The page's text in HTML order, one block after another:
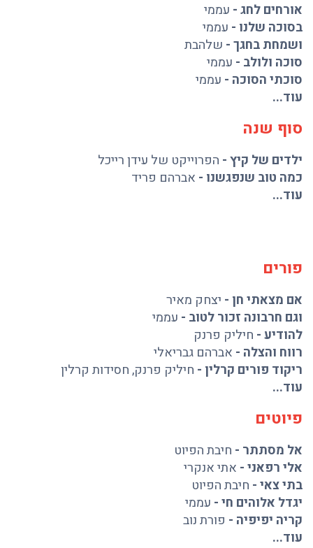
אורחים לחג- עממי
בסוכה שלנו - עממי
ושמחת בחגך- שלהבת
סוכה ולולב - עממי
סוכתי הסוכה - עממי
עוד...
סוף שנה
ילדים של קיץ- הפרוייקט של עידן רייכל
כמה טוב שנפגשנו - אברהם פריד
עוד...
פורים
אם מצאתי חן - יצחק מאיר
וגם חרבונה זכור לטוב - עממי
להודיע- חיליק פרנק
רווח והצלה - אברהם גבריאלי
ריקוד פורים קרלין - חיליק פרנק,חסידות קרלין
עוד...
פיוטים
אל מסתתר - חיבת הפיוט
אלי רפאני- אתי אנקרי
בתי צאי- חיבת הפיוט
יגדל אלוהים חי- עממי
קריה יפיפיה - פורת נוב
עוד...